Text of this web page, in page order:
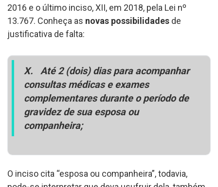
2016 e o último inciso, XII, em 2018, pela Lei nº
13.767. Conheça as novas possibilidades de
justificativa de falta:
X. Até 2 (dois) dias para acompanhar
consultas médicas e exames
complementares durante o período de
gravidez de sua esposa ou
companheira;
O inciso cita “esposa ou companheira”, todavia,